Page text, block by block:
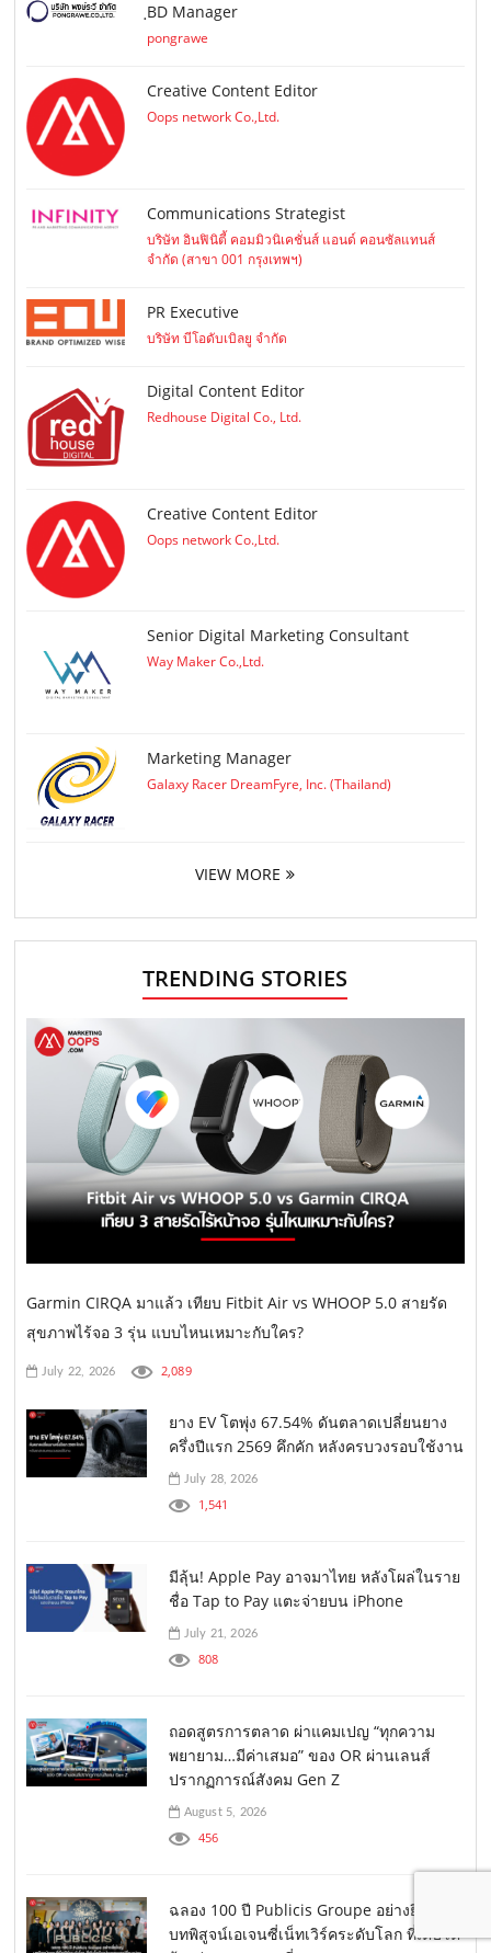
ฺBD Manager
pongrawe
Creative Content Editor
Oops network Co.,Ltd.
Communications Strategist
บริษัท อินฟินิตี้ คอมมิวนิเคชั่นส์ แอนด์ คอนซัลแทนส์
จำกัด (สาขา 001 กรุงเทพฯ)
PR Executive
บริษัท บีโอดับเบิลยู จำกัด
Digital Content Editor
Redhouse Digital Co., Ltd.
Creative Content Editor
Oops network Co.,Ltd.
Senior Digital Marketing Consultant
Way Maker Co.,Ltd.
Marketing Manager
Galaxy Racer DreamFyre, Inc. (Thailand)
VIEW MORE
TRENDING STORIES
Garmin CIRQA มาแล้ว เทียบ Fitbit Air vs WHOOP 5.0 สายรัด
สุขภาพไร้จอ 3 รุ่น แบบไหนเหมาะกับใคร?
July 22, 2026 2,089
ยาง EV โตพุ่ง 67.54% ดันตลาดเปลี่ยนยาง
ครึ่งปีแรก 2569 คึกคัก หลังครบวงรอบใช้งาน
July 28, 2026
1,541
มีลุ้น! Apple Pay อาจมาไทย หลังโผล่ในราย
ชื่อ Tap to Pay แตะจ่ายบน iPhone
July 21, 2026
808
ถอดสูตรการตลาด ผ่าแคมเปญ “ทุกความ
พยายาม…มีค่าเสมอ” ของ OR ผ่านเลนส์
ปรากฏการณ์สังคม Gen Z
August 5, 2026
456
ฉลอง 100 ปี Publicis Groupe อย่างยิ่งใหญ่
บทพิสูจน์เอเจนซี่เน็ทเวิร์คระดับโลก ที่เติบโต